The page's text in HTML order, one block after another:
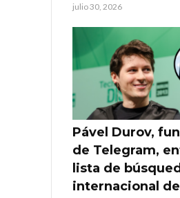
julio 30, 2026
Pável Durov,
de Telegram,
lista de
internacional